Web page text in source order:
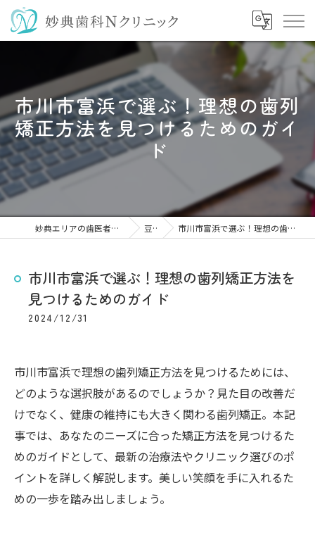
市川市富浜で選ぶ！理想の歯列
矯正方法を見つけるためのガイ
ド
妙典エリアの歯医者なら妙典歯科Nクリニック 豆知識 市川市富浜で選ぶ！理想の歯列矯正方法を見つけるためのガイド
市川市富浜で選ぶ！理想の歯列矯正方法を
見つけるためのガイド
2024/12/31
市川市富浜で理想の歯列矯正方法を見つけるためには、
どのような選択肢があるのでしょうか？見た目の改善だ
けでなく、健康の維持にも大きく関わる歯列矯正。本記
事では、あなたのニーズに合った矯正方法を見つけるた
めのガイドとして、最新の治療法やクリニック選びのポ
イントを詳しく解説します。美しい笑顔を手に入れるた
めの一歩を踏み出しましょう。